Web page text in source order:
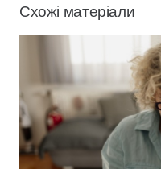
Схожі матеріали